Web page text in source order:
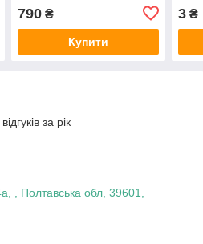
перепелів,ндичок КНП50+
790₴
Купити
3 ₴
за рік
, Полтавська обл, 39601,